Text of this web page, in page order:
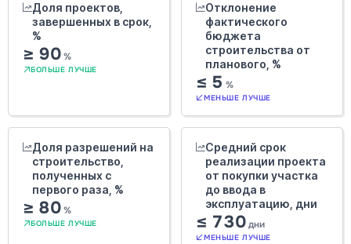
Доля проектов,
завершенных в срок,
%
≥ 90%
БОЛЬШЕ ЛУЧШЕ
Отклонение
фактического
бюджета
строительства от
планового, %
≤ 5 %
МЕНЬШЕ ЛУЧШЕ
Доля разрешений на
строительство,
полученных с
первого раза, %
≥ 80%
БОЛЬШЕ ЛУЧШЕ
Средний срок
реализации проекта
от покупки участка
до ввода в
эксплуатацию, дни
≤ 730дни
МЕНЬШЕ ЛУЧШЕ